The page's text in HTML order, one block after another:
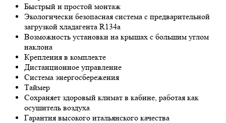
Быстрый и простой монтаж
Экологически безопасная система с предварительной
загрузкой хладагента R134a
Возможность установки на крышах с большим углом
наклона
Крепления в комплекте
Дистанционное управление
Система энергосбережения
Таймер
Сохраняет здоровый климат в кабине, работая как
осушитель воздуха
Гарантия высокого итальянского качества